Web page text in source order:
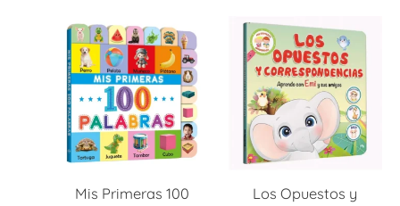
Mis Primeras 100
Los Opuestos y